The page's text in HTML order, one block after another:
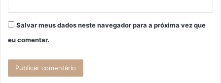
Salvar meus dados neste navegador para a próxima vez que
eu comentar.